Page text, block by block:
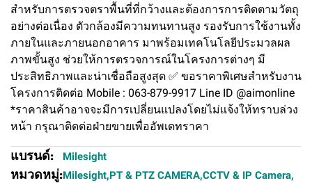
สำหรับการตรวจตราพื้นที่ที่กว้างและต้องการการติดตามวัตถุ
อย่างต่อเนื่อง ตัวกล้องมีความทนทานสูง รองรับการใช้งานทั้ง
ภายในและภายนอกอาคาร มาพร้อมเทคโนโลยีประมวลผล
ภาพขั้นสูง ช่วยให้การตรวจการณ์ในโครงการต่างๆ มี
ประสิทธิภาพและน่าเชื่อถือสูงสุด ✅ ขอราคาพิเศษสำหรับงาน
โครงการติดต่อ Mobile : 063-879-9917 Line ID @aimonline
*ราคาสินค้าอาจจะมีการเปลี่ยนแปลงโดยไม่แจ้งให้ทราบล่วง
หน้า กรุณาติดต่อฝ่ายขายเพื่ออัพเดทราคา
แบรนด์: Milesight
หมวดหมู่:Milesight,PT & PTZ CAMERA,CCTV & IP Camera,